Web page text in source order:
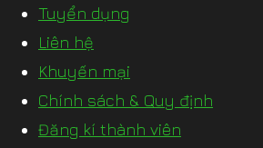
Tuyển dụng
Liên hệ
Khuyến mại
Chính sách & Quy định
Đăng kí thành viên